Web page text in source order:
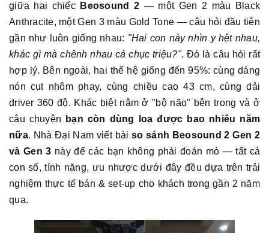
giữa hai chiếc Beosound 2 — một Gen 2 màu Black
Anthracite, một Gen 3 màu Gold Tone — câu hỏi đầu tiên
gần như luôn giống nhau: "Hai con này nhìn y hệt nhau,
khác gì mà chênh nhau cả chục triệu?". Đó là câu hỏi rất
hợp lý. Bên ngoài, hai thế hệ giống đến 95%: cùng dáng
nón cụt nhôm phay, cùng chiều cao 43 cm, cùng dải
driver 360 độ. Khác biệt nằm ở "bộ não" bên trong và ở
câu chuyện
bạn còn dùng loa được bao nhiêu năm
nữa. Nhà Đại Nam viết bài so sánh Beosound 2 Gen 2
và Gen 3 này để các bạn không phải đoán mò — tất cả
con số, tính năng, ưu nhược dưới đây đều dựa trên trải
nghiệm thực tế bán & set-up cho khách trong gần 2 năm
qua.